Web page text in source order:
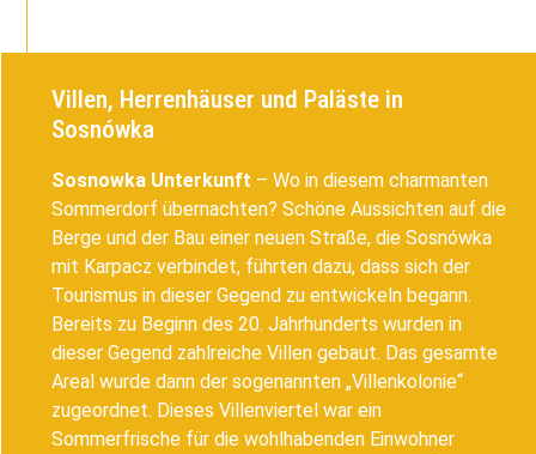
Villen, Herrenhäuser und Paläste in
Sosnówka
Sosnowka Unterkunft – Wo in diesem charmanten
Sommerdorf übernachten? Schöne Aussichten auf die
Berge und der Bau einer neuen Straße, die Sosnówka
mit Karpacz verbindet, führten dazu, dass sich der
Tourismus in dieser Gegend zu entwickeln begann.
Bereits zu Beginn des 20. Jahrhunderts wurden in
dieser Gegend zahlreiche Villen gebaut. Das gesamte
Areal wurde dann der sogenannten „Villenkolonie“
zugeordnet. Dieses Villenviertel war ein
Sommerfrische für die wohlhabenden Einwohner